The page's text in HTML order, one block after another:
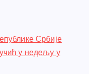
e
st
e
Србије
у недељу у